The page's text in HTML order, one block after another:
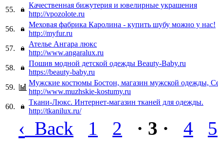
55.
Качественная бижутерия и ювелирные украшения
http://vpozolote.ru
56.
Меховая фабрика Каролина - купить шубу можно у нас!
http://myfur.ru
57.
Ателье Ангара люкс
http://www.angaralux.ru
58.
Пошив модной детской одежды Beauty-Baby.ru
https://beauty-baby.ru
59.
Мужские костюмы Бостон, магазин мужской одежды,
http://www.muzhskie-kostumy.ru
60.
Ткани-Люкс. Интернет-магазин тканей для одежды.
http://tkanilux.ru/
‹ Back 1 2 · 3 · 4 5